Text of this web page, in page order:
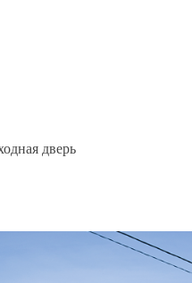
дверь